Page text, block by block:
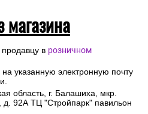
магазина
в розничном
указанную электронную почту
область, г. Балашиха, мкр.
92А ТЦ "Стройпарк" павильон